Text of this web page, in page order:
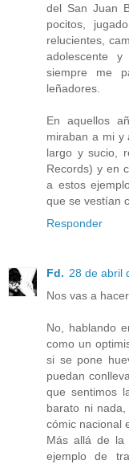
del San Juan
pocitos,
relucientes,
adolescente
siempre me
leñadores.
En aquellos
miraban a mi y
largo y sucio,
Records) y en
a estos
que se vestían
Responder
Fd. 28 de abril
Nos vas a
No, hablando
como un
si se pone
puedan
que sentimos
barato ni
cómic nacional
Más allá de
ejemplo de